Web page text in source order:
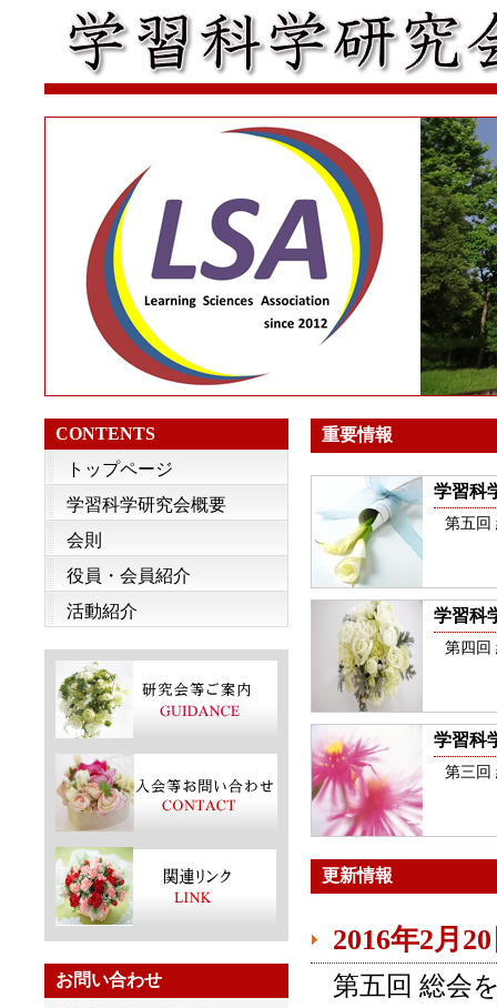
CONTENTS
トップページ
学習科学研究会概要
会則
役員・会員紹介
活動紹介
お問い合わせ
重要情報
学習科
第五回
学習科
第四回
学習科
第三回
更新情報
2016年2月
第五回 総会